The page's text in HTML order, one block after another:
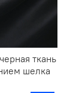
ткань
шелка